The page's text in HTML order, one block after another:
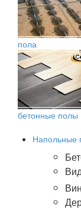
пола
бетонные полы
Напольные